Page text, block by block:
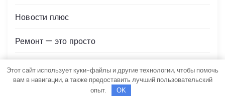
Новости плюс
Ремонт — это просто
Советы автомобилистам
Техобслуживание своими руками
Этот сайт использует куки-файлы и другие технологии, чтобы помочь
вам в навигации, а также предоставить лучший пользовательский
опыт.
OK